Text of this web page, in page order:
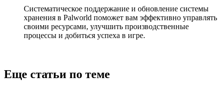
Систематическое поддержание и обновление системы
хранения в Palworld поможет вам эффективно управлять
своими ресурсами, улучшить производственные
процессы и добиться успеха в игре.
Еще статьи по теме